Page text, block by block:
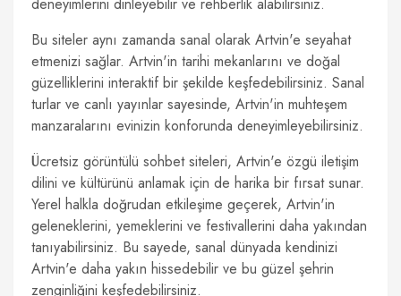
Bu siteler aynı zamanda sanal olarak Artvin'e seyahat
etmenizi sağlar. Artvin'in tarihi mekanlarını ve doğal
güzelliklerini interaktif bir şekilde keşfedebilirsiniz. Sanal
turlar ve canlı yayınlar sayesinde, Artvin'in muhteşem
manzaralarını evinizin konforunda deneyimleyebilirsiniz.
Ücretsiz görüntülü sohbet siteleri, Artvin'e özgü iletişim
dilini ve kültürünü anlamak için de harika bir fırsat sunar.
Yerel halkla doğrudan etkileşime geçerek, Artvin'in
geleneklerini, yemeklerini ve festivallerini daha yakından
tanıyabilirsiniz. Bu sayede, sanal dünyada kendinizi
Artvin'e daha yakın hissedebilir ve bu güzel şehrin
zenginliğini keşfedebilirsiniz.